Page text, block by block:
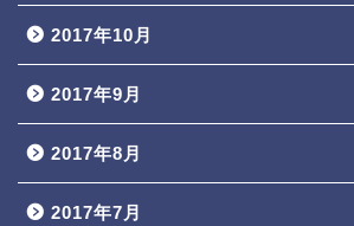
2017年10月
2017年9月
2017年8月
2017年7月